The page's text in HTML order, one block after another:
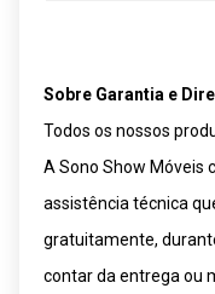
Sobre Garantia e
Todos os nossos
A Sono Show Móveis
assistência técnica
gratuitamente,
contar da entrega ou